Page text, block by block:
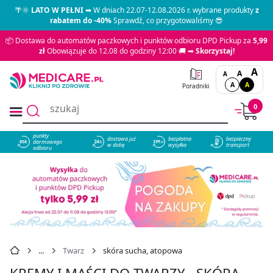
🌴🌞LATO W PEŁNI➡ W dniach 22.07-12.08.2026 r. wybrane produktyz
rabatem do -40%Sprawdź, co przygotowaliśmy 😎
📦 Dostawa do automatów paczkowych i punktów odbioru DPD Pickup za 5,99
złObowiązuje do 12.08 do godziny 12:00 🚚 ➡Skorzystaj!
Poradniki
A A A
A A
0
858
punkty
darmowego
odbioru
dostawa już
w dobę
bezpłatna
wysyłka
bezpieczny
transport
Twarz skóra sucha, atopowa